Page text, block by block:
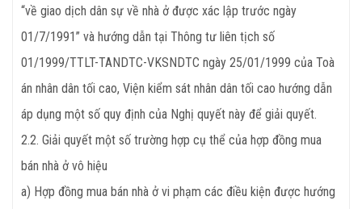
“về giao dịch dân sự về nhà ở được xác lập trước ngày
01/7/1991” và hướng dẫn tại Thông tư liên tịch số
01/1999/TTLT-TANDTC-VKSNDTC ngày 25/01/1999 của Toà
án nhân dân tối cao, Viện kiểm sát nhân dân tối cao hướng dẫn
áp dụng một số quy định của Nghị quyết này để giải quyết.
2.2. Giải quyết một số trường hợp cụ thể của hợp đồng mua
bán nhà ở vô hiệu
a) Hợp đồng mua bán nhà ở vi phạm các điều kiện được hướng